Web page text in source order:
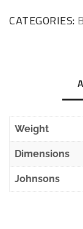
CATEGORIES:
Weight
Dimensions
Johnsons